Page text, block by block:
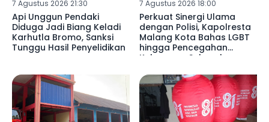
7 Agustus 2026 21:30
Api Unggun Pendaki
Diduga Jadi Biang Keladi
Karhutla Bromo, Sanksi
Tunggu Hasil Penyelidikan
7 Agustus 2026 18:00
Perkuat Sinergi Ulama
dengan Polisi, Kapolresta
Malang Kota Bahas LGBT
hingga Pencegahan
Kekerasan Seksual